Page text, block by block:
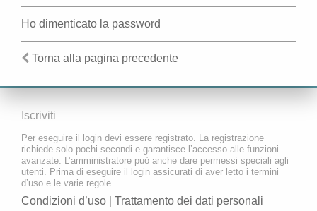
Ho dimenticato la password
Torna alla pagina precedente
Iscriviti
Per eseguire il login devi essere registrato. La registrazione
richiede solo pochi secondi e garantisce l’accesso alle funzioni
avanzate. L’amministratore può anche dare permessi speciali agli
utenti. Prima di eseguire il login assicurati di aver letto i termini
d’uso e le varie regole.
Condizioni d’uso Trattamento dei dati personali